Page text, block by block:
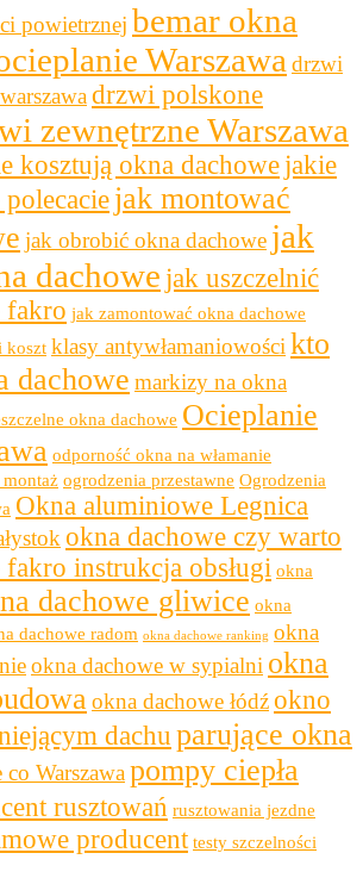
powietrznej bemar okna
Warszawa drzwi
drzwi polskone
zewnętrzne Warszawa
kosztują okna dachowe jakie
jak montować
jak obrobić okna dachowe jak
dachowe jak uszczelnić
fakro jak zamontować okna dachowe
koszt klasy antywłamaniowościkto
dachowe markizy na okna
okna dachowe Ocieplanie
odporność okna na włamanie
ogrodzenia przestawne Ogrodzenia
Okna aluminiowe Legnica
okna dachowe czy warto
instrukcja obsługi okna
dachowe gliwice okna
dachowe radom okna dachowe ranking okna
okna dachowe w sypialni okna
okna dachowe łódźokno
dachu parujące okna
co Warszawapompy ciepła
rusztowań rusztowania jezdne
producent testy szczelności